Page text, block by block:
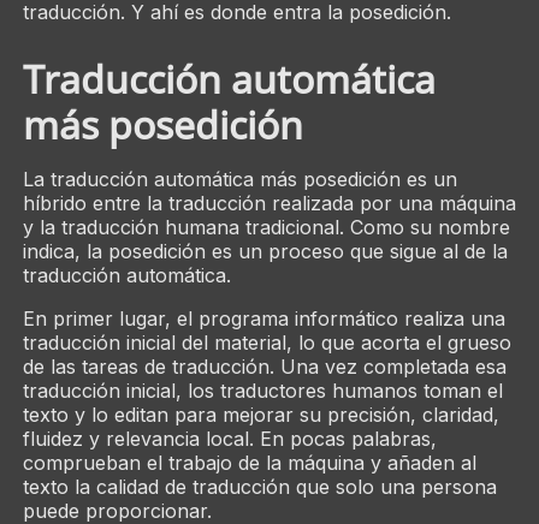
traducción. Y ahí es donde entra la posedición.
Traducción automática
más posedición
La traducción automática más posedición es un
híbrido entre la traducción realizada por una máquina
y la traducción humana tradicional. Como su nombre
indica, la posedición es un proceso que sigue al de la
traducción automática.
En primer lugar, el programa informático realiza una
traducción inicial del material, lo que acorta el grueso
de las tareas de traducción. Una vez completada esa
traducción inicial, los traductores humanos toman el
texto y lo editan para mejorar su precisión, claridad,
fluidez y relevancia local. En pocas palabras,
comprueban el trabajo de la máquina y añaden al
texto la calidad de traducción que solo una persona
puede proporcionar.